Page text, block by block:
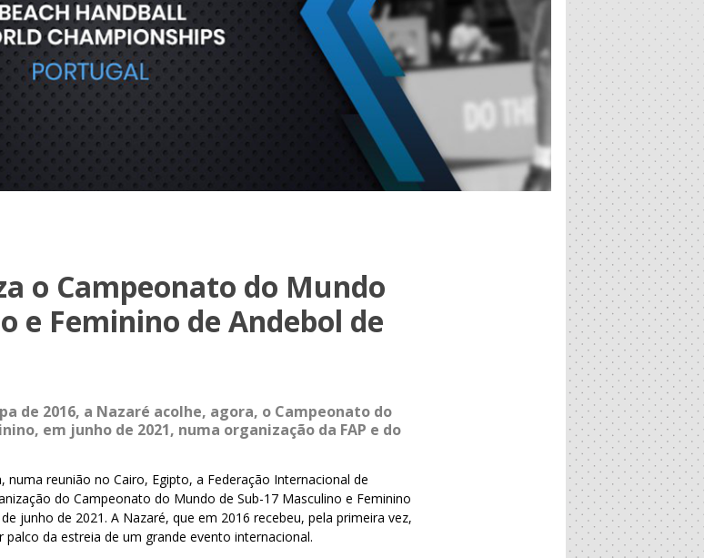
o Campeonato do Mundo
e Feminino de Andebol de
de 2016, a Nazaré acolhe, agora, o Campeonato do
em junho de 2021, numa organização da FAP e do
reunião no Cairo, Egipto, a Federação Internacional de
do Campeonato do Mundo de Sub-17 Masculino e Feminino
junho de 2021. A Nazaré, que em 2016 recebeu, pela primeira vez,
da estreia de um grande evento internacional.